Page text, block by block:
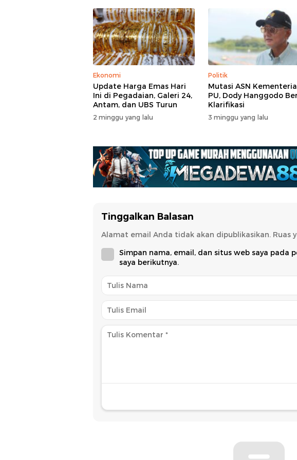
Ekonomi
Update Harga Emas Hari
Ini di Pegadaian, Galeri 24,
Antam, dan UBS Turun
2 minggu yang lalu
Politik
Mutasi ASN
PU, Dody Hanggodo
Klarifikasi
3 minggu yang lalu
Tinggalkan Balasan
Alamat email Anda tidak akan dipublikasikan. Ruas
Simpan nama, email, dan situs web saya pada
saya berikutnya.